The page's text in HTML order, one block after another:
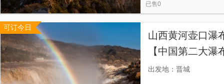
已售0
可订今日
山西黄河壶口瀑
【中国第二大
布。】
出发地：晋城